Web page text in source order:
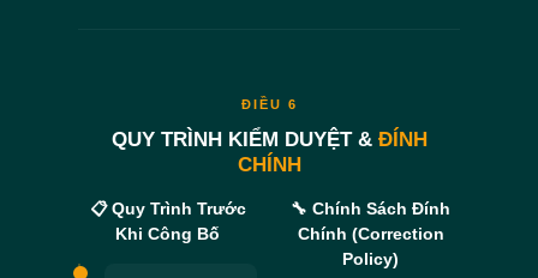
ĐIỀU 6
QUY TRÌNH KIỂM DUYỆT & ĐÍNH
CHÍNH
📋 Quy Trình Trước
Khi Công Bố
🔧 Chính Sách Đính
Chính (Correction
Policy)